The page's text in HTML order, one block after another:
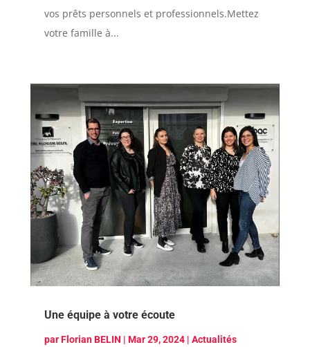
vos prêts personnels et professionnels.Mettez
votre famille à...
Une équipe à votre écoute
parFlorian BELIN | Mar 29, 2024| Actualités